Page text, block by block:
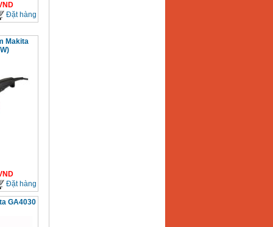
Đặt hàng
Makita
Đặt hàng
GA4030